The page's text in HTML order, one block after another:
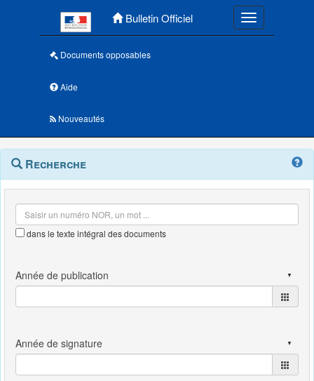
Bulletin Officiel Toggle
Documents opposables
Aide
Nouveautés
Navigation
outils
Menu
contextuel
Recherche
dans le texte intégral des documents